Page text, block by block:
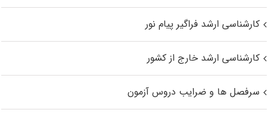
کارشناسی ارشد فراگیر پیام نور
کارشناسی ارشد خارج از کشور
سرفصل ها و ضرایب دروس آزمون